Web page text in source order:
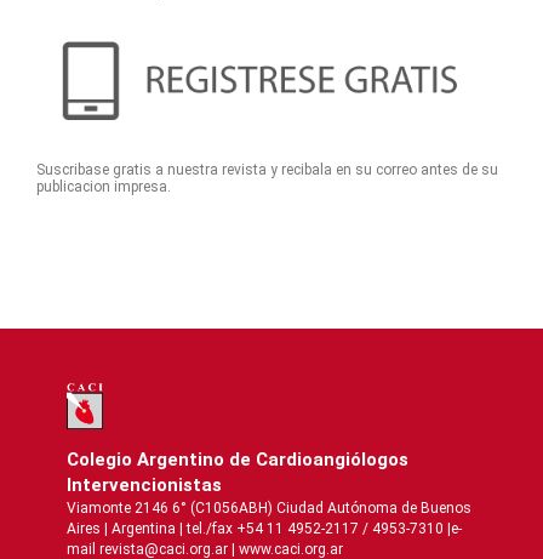
Suscribase gratis a nuestra revista y recibala en su correo antes de su
publicacion impresa.
Colegio Argentino de Cardioangiólogos
Intervencionistas
Viamonte 2146 6° (C1056ABH) Ciudad Autónoma de Buenos
Aires | Argentina | tel./fax +54 11 4952-2117 / 4953-7310 |e-
mail revista@caci.org.ar | www.caci.org.ar